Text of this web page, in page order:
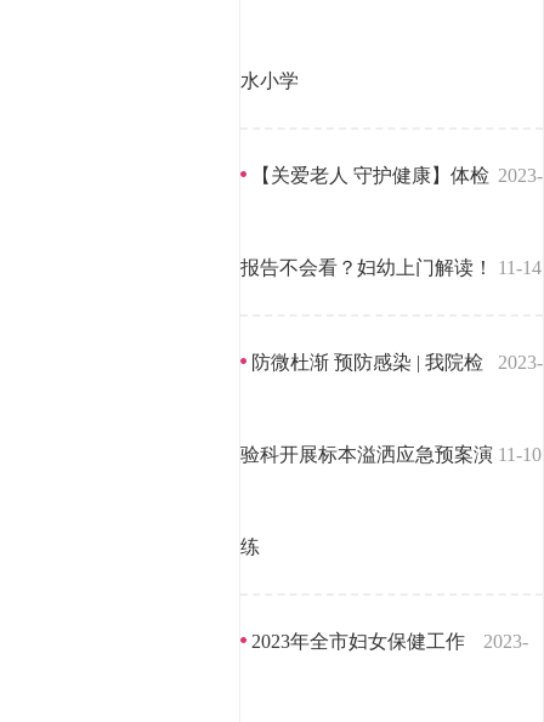
水小学
【关爱老人 守护健康】体检
报告不会看？妇幼上门解读！
2023-
11-14
防微杜渐 预防感染 | 我院检
验科开展标本溢洒应急预案演
练
2023-
11-10
2023年全市妇女保健工作 2023-